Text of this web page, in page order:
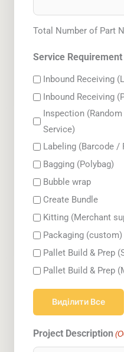
Total Number of Part
Service Requirement
Inbound Receiving
Inbound Receiving
Inspection
Service)
Labeling (Barcode /
Bagging (Polybag)
Bubble wrap
Create Bundle
Kitting (Merchant
Packaging (custom)
Pallet Build & Prep
Pallet Build & Prep
Виділити Все
Project Description